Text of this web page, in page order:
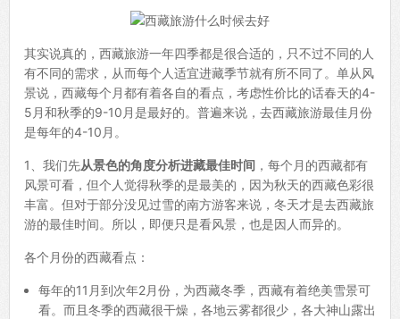
其实说真的，西藏旅游一年四季都是很合适的，只不过不同的人
有不同的需求，从而每个人适宜进藏季节就有所不同了。单从风
景说，西藏每个月都有着各自的看点，考虑性价比的话春天的4-
5月和秋季的9-10月是最好的。普遍来说，去西藏旅游最佳月份
是每年的4-10月。
1、我们先从景色的角度分析进藏最佳时间 ，每个月的西藏都有
风景可看，但个人觉得秋季的是最美的，因为秋天的西藏色彩很
丰富。但对于部分没见过雪的南方游客来说，冬天才是去西藏旅
游的最佳时间。所以，即便只是看风景，也是因人而异的。
各个月份的西藏看点：
每年的11月到次年2月份，为西藏冬季，西藏有着绝美雪景可
看。而且冬季的西藏很干燥，各地云雾都很少，各大神山露出